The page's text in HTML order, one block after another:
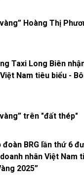
Hoàng Thị
Taxi Long Biên
Nam tiêu biểu -
trên "đất thép"
đoàn BRG lần thứ 6
nhân Việt Nam
2025”